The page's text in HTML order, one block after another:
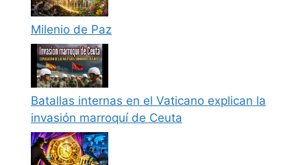
Milenio de Paz
Batallas internas en el Vaticano explican la
invasión marroquí de Ceuta